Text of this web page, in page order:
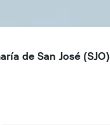
de San José (SJO)